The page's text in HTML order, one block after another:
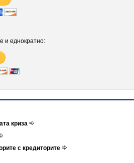
и еднократно:
криза
с кредиторите